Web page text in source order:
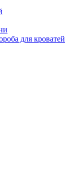
для кроватей